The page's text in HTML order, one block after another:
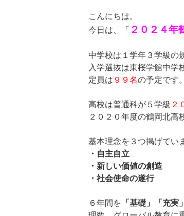
こんにちは。
今日は、「 ２０２４年
中学校は１学年３学級の
入学選抜は東桜学館中学
定員は ９９名の予定です。
高校は普通科が５学級 ２
２０２０年度の鶴岡北高
基本理念を３つ掲げてい
・自主自立
・新しい価値の創造
・社会使命の遂行
６年間を 「基礎」「充実